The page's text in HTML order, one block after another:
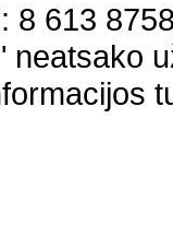
8 613
neatsako